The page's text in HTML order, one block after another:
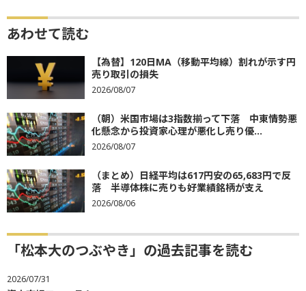
あわせて読む
【為替】120日MA（移動平均線）割れが示す円
売り取引の損失
2026/08/07
（朝）米国市場は3指数揃って下落 中東情勢悪
化懸念から投資家心理が悪化し売り優...
2026/08/07
（まとめ）日経平均は617円安の65,683円で反
落 半導体株に売りも好業績銘柄が支え
2026/08/06
「松本大のつぶやき」の過去記事を読む
2026/07/31